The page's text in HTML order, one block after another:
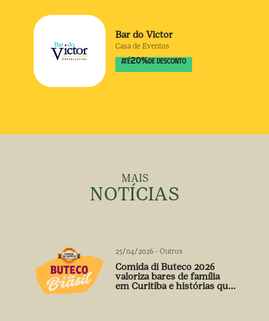
Bar do Victor
Casa de Eventos
ATÉ20% DE DESCONTO
MAIS
NOTÍCIAS
25/04/2026 - Outros
Comida di Buteco 2026
valoriza bares de família
em Curitiba e histórias que